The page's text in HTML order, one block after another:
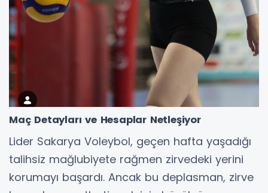
Maç Detayları ve Hesaplar Netleşiyor
Lider Sakarya Voleybol, geçen hafta yaşadığı
talihsiz mağlubiyete rağmen zirvedeki yerini
korumayı başardı. Ancak bu deplasman, zirve